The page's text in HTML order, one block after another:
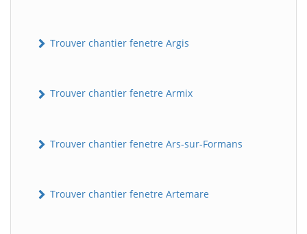
Trouver chantier fenetre Argis
Trouver chantier fenetre Armix
Trouver chantier fenetre Ars-sur-Formans
Trouver chantier fenetre Artemare